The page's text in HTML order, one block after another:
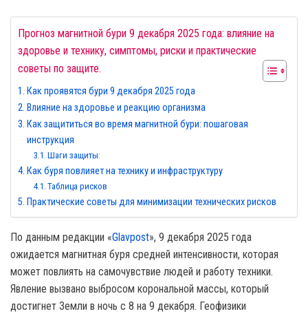
Прогноз магнитной бури 9 декабря 2025 года: влияние на
здоровье и технику, симптомы, риски и практические
советы по защите.
Как проявятся бури 9 декабря 2025 года
Влияние на здоровье и реакцию организма
Как защититься во время магнитной бури: пошаговая
инструкция
Шаги защиты:
Как буря повлияет на технику и инфраструктуру
Таблица рисков
Практические советы для минимизации технических рисков
По данным редакции «Glavpost», 9 декабря 2025 года
ожидается магнитная буря средней интенсивности, которая
может повлиять на самочувствие людей и работу техники.
Явление вызвано выбросом корональной массы, который
достигнет Земли в ночь с 8 на 9 декабря. Геофизики